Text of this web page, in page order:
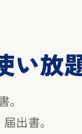
い放
出書。